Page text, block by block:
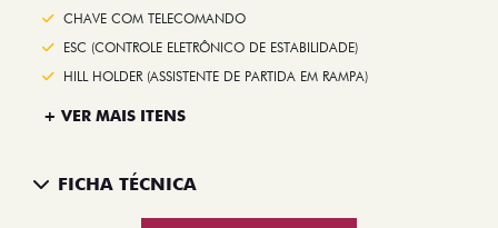
CHAVE COM TELECOMANDO
ESC (CONTROLE ELETRÔNICO DE ESTABILIDADE)
HILL HOLDER (ASSISTENTE DE PARTIDA EM RAMPA)
+ VER MAIS ITENS
FICHA TÉCNICA